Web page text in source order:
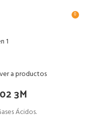
0
a productos
3M
Ácidos.